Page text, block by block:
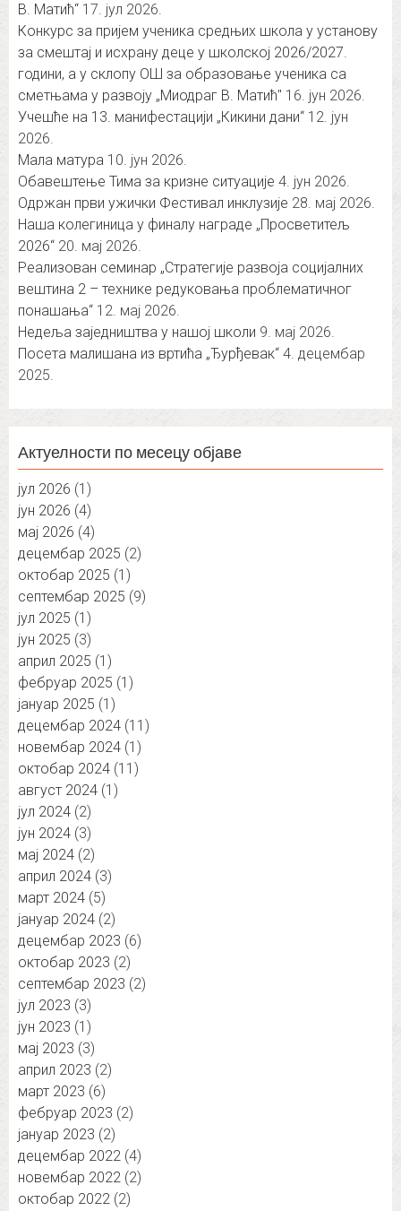
В. Матић“ 17. јул 2026.
Конкурс за пријем ученика средњих школа у установу
за смештај и исхрану деце у школској 2026/2027.
години, а у склопу ОШ за образовање ученика са
сметњама у развоју „Миодраг В. Матић″ 16. јун 2026.
Учешће на 13. манифестацији „Кикини дани“ 12. јун
2026.
Мала матура 10. јун 2026.
Обавештење Тима за кризне ситуације 4. јун 2026.
Одржан први ужички Фестивал инклузије 28. мај 2026.
Наша колегиница у финалу награде „Просветитељ
2026“ 20. мај 2026.
Реализован семинар „Стратегије развоја социјалних
вештина 2 – технике редуковања проблематичног
понашања“ 12. мај 2026.
Недеља заједништва у нашој школи 9. мај 2026.
Посета малишана из вртића „Ђурђевак“ 4. децембар
2025.
Актуелности по месецу објаве
јул 2026 (1)
јун 2026 (4)
мај 2026 (4)
децембар 2025 (2)
октобар 2025 (1)
септембар 2025 (9)
јул 2025 (1)
јун 2025 (3)
април 2025 (1)
фебруар 2025 (1)
јануар 2025 (1)
децембар 2024 (11)
новембар 2024 (1)
октобар 2024 (11)
август 2024 (1)
јул 2024 (2)
јун 2024 (3)
мај 2024 (2)
април 2024 (3)
март 2024 (5)
јануар 2024 (2)
децембар 2023 (6)
октобар 2023 (2)
септембар 2023 (2)
јул 2023 (3)
јун 2023 (1)
мај 2023 (3)
април 2023 (2)
март 2023 (6)
фебруар 2023 (2)
јануар 2023 (2)
децембар 2022 (4)
новембар 2022 (2)
октобар 2022 (2)